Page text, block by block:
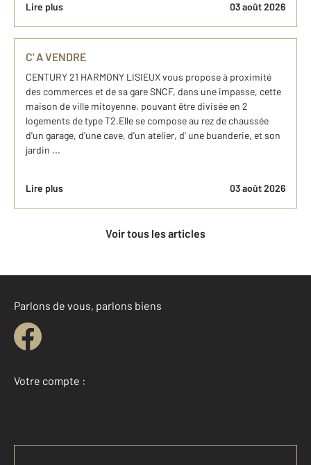
Lire plus 03 août 2026
C' A VENDRE
CENTURY 21 HARMONY LISIEUX vous propose à proximité
des commerces et de sa gare SNCF, dans une impasse, cette
maison de ville mitoyenne. pouvant être divisée en 2
logements de type T2.Elle se compose au rez de chaussée
d'un garage, d'une cave, d'un atelier, d' une buanderie, et son
jardin ...
Lire plus 03 août 2026
Voir tous les articles
Parlons de vous, parlons biens
Votre compte :
Accéder à mon compte